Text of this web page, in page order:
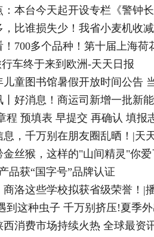
，比谁损失少！我省小麦机收
！700多个品种！第十届上海荷
车终于来到欧洲-天天日报
儿童图书馆暑假开放时间公告
丨好消息！商运司新增一批新
程 预填表 早提交 再确认 填报
息，千万别在朋友圈乱晒！|天
金丝猴，这样的"山间精灵"你
品获“国字号”品牌认证
商洛这些学校拟获省级荣誉！|
到这种虫子 千万别挤压!夏季
西消费市场持续火热 全球最资